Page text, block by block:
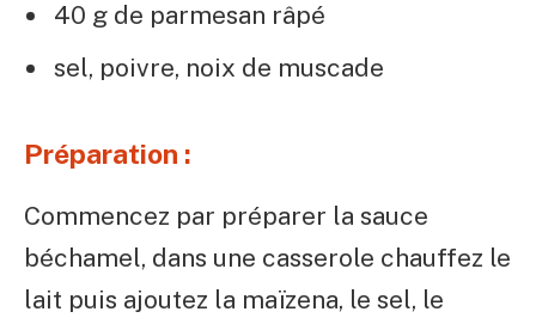
40 g de parmesan râpé
sel, poivre, noix de muscade
Préparation :
Commencez par préparer la sauce
béchamel, dans une casserole chauffez le
lait puis ajoutez la maïzena, le sel, le